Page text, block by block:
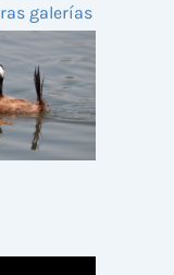
galerías